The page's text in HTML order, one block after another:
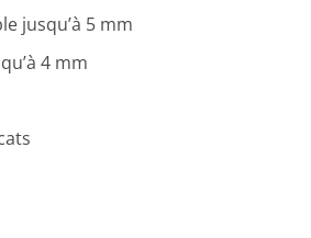
jusqu’à 5 mm
4 mm